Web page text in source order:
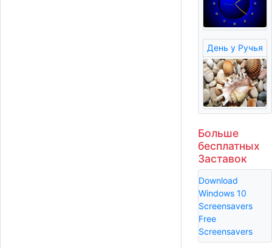
День у Ручья
Больше
бесплатных
Заставок
Download
Windows 10
Screensavers
Free
Screensavers